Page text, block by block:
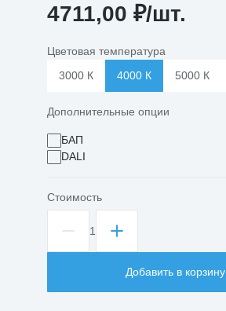
4711,00 ₽/шт.
Цветовая температура
3000 К
4000 К 5000 К
Дополнительные опции
БАП
DALI
Стоимость
Количество
товара
светодиодный
Армстронг
1
Добавить в корзину